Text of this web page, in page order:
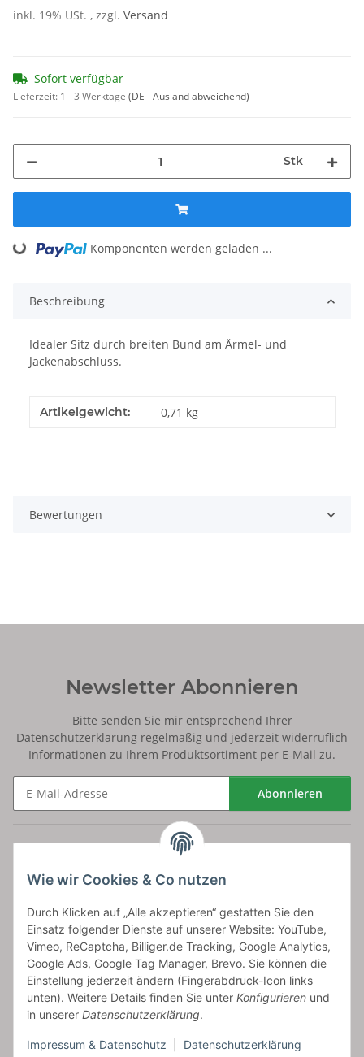
Wie wir Cookies & Co nutzen
Durch Klicken auf „Alle akzeptieren“ gestatten Sie den
Einsatz folgender Dienste auf unserer Website: YouTube,
Vimeo, ReCaptcha, Billiger.de Tracking, Google Analytics,
Google Ads, Google Tag Manager, Brevo. Sie können die
Einstellung jederzeit ändern (Fingerabdruck-Icon links
unten). Weitere Details finden Sie unter Konfigurieren und
in unserer Datenschutzerklärung.
Impressum & Datenschutz Datenschutzerklärung
inkl. 19% USt. , zzgl. Versand
Sofort verfügbar
Lieferzeit: 1 - 3 Werktage (DE - Ausland abweichend)
Stk
Loading... Komponenten werden geladen ...
Beschreibung
Idealer Sitz durch breiten Bund am Ärmel- und
Jackenabschluss.
Produkteigenschaft
Wert
Artikelgewicht: 0,71 kg
Bewertungen
Newsletter Abonnieren
Bitte senden Sie mir entsprechend Ihrer
Datenschutzerklärung regelmäßig und jederzeit widerruflich
Informationen zu Ihrem Produktsortiment per E-Mail zu.
Abonnieren
Artikelinformationen
Frieslandstr. 44 | 26446 Reepsholt